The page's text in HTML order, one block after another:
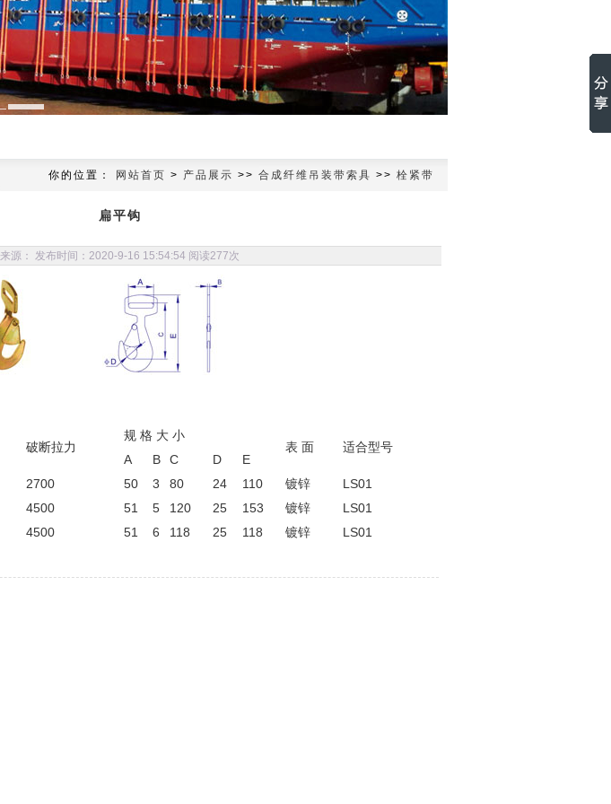
你的位置： 网站首页 > 产品展示 >> 合成纤维吊装带索具 >> 栓紧带
扁平钩
来源： 发布时间：2020-9-16 15:54:54 阅读277次
破断拉力
规 格 大 小
表 面
适合型号
A
B C D
E
2700 50 3 80 24 110 镀锌
LS01
4500 51 5 120 25 153 镀锌
LS01
4500 51 6 118 25 118 镀锌 LS01